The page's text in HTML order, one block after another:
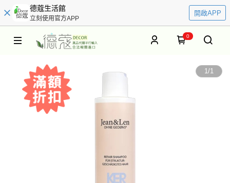
德蔻生活館
立刻使用官方APP
開啟APP
0
1/1